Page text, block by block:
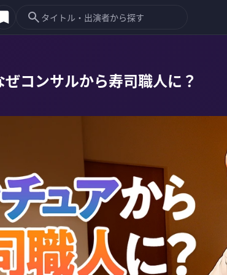
ぜコンサルから寿司職人に？